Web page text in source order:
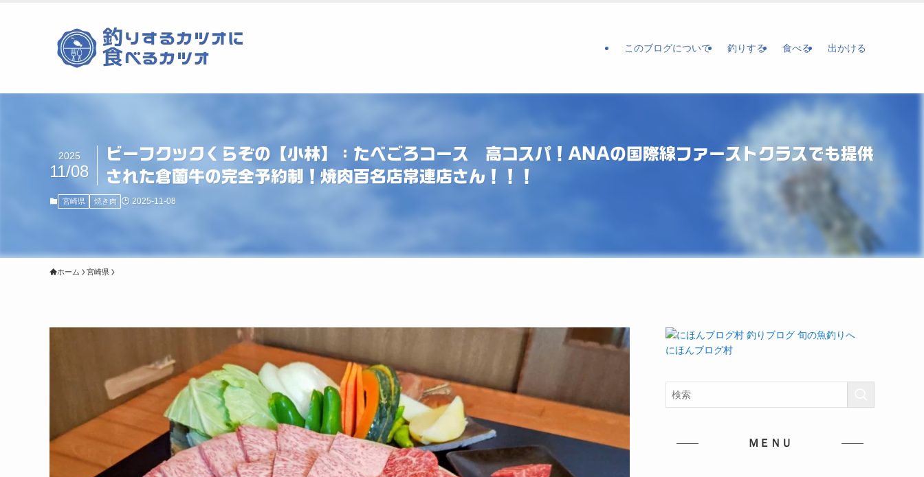
このブログについて 釣りする 食べる 出かける
ビーフクックくらぞの【小林】：たべごろコース 高コスパ！ANAの国際線ファーストクラスでも提供
された倉薗牛の完全予約制！焼肉百名店常連店さん！！！
2025
11/08
宮崎県 焼き肉 2025-11-08
ホーム 宮崎県
にほんブログ村
ＭＥＮＵ